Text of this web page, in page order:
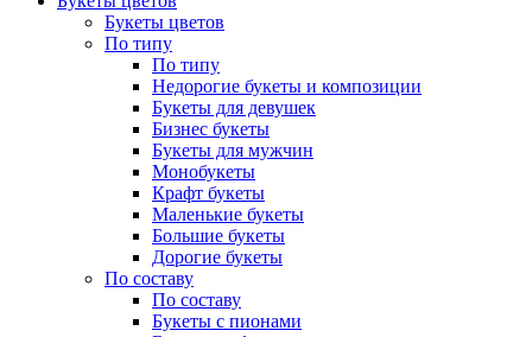
Букеты цветов
По типу
По типу
Недорогие букеты и композиции
Букеты для девушек
Бизнес букеты
Букеты для мужчин
Монобукеты
Крафт букеты
Маленькие букеты
Большие букеты
Дорогие букеты
По составу
По составу
Букеты с пионами